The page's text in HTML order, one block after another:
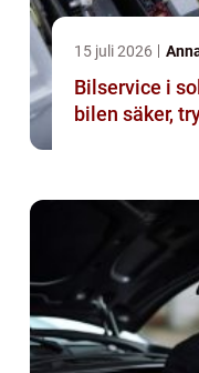
15 juli 2026
Bilservice i
bilen säker,